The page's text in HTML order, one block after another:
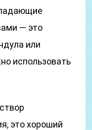
— это
или
использовать
это хороший